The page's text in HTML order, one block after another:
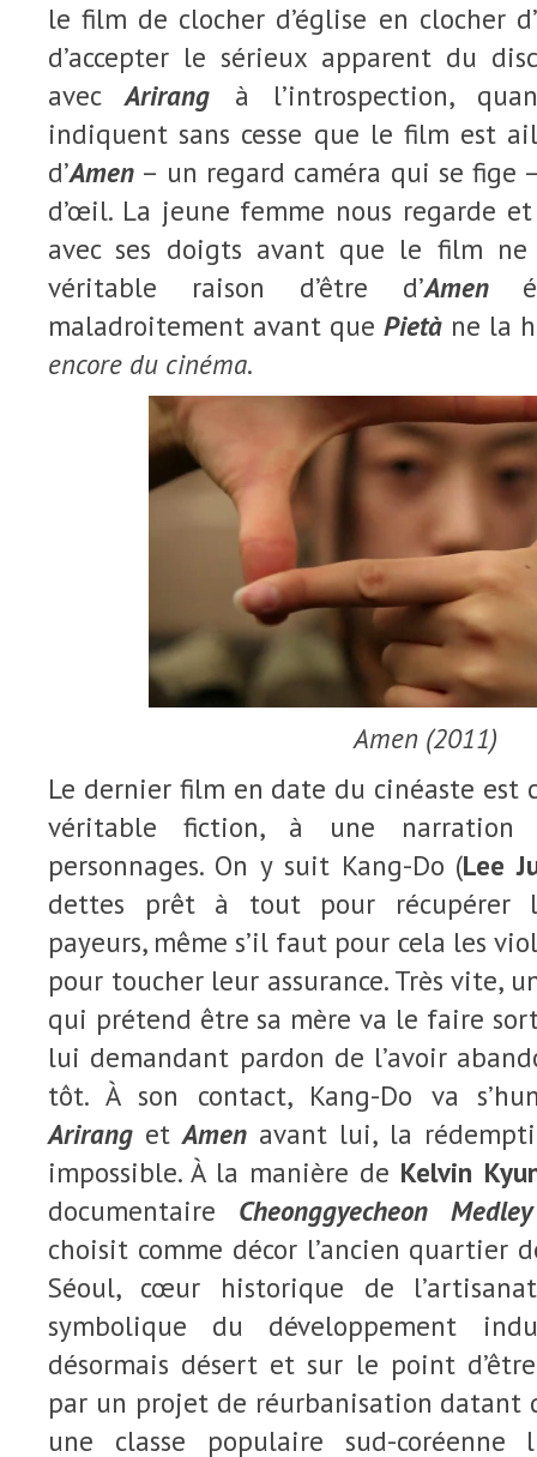
le film de clocher d’église en clocher
d’accepter le sérieux apparent du
avecArirang à l’introspection,
indiquent sans cesse que le film est
d’Amen – un regard caméra qui se fige
d’œil. La jeune femme nous regarde
avec ses doigts avant que le film
véritable raison d’être d’Amen
maladroitement avant que Pietàne la
encore du cinéma.
Amen (2011)
Le dernier film en date du cinéaste est
véritable fiction, à une narration
personnages. On y suit Kang-Do (Lee
dettes prêt à tout pour récupérer
payeurs, même s’il faut pour cela les
pour toucher leur assurance. Très vite,
qui prétend être sa mère va le faire
lui demandant pardon de l’avoir
tôt. À son contact, Kang-Do va
Arirang etAmen avant lui, la
impossible. À la manière de Kelvin
documentaire Cheonggyecheon Medley
choisit comme décor l’ancien quartier
Séoul, cœur historique de
symbolique du développement
désormais désert et sur le point
par un projet de réurbanisation datant
une classe populaire sud-